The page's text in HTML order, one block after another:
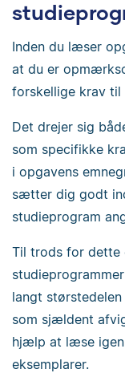
Inden du læser
at du er
forskellige krav til
Det drejer sig
som specifikke
i opgavens
sætter dig godt
studieprogram
Til trods for dette
langt
som sjældent
hjælp at læse
eksemplarer.